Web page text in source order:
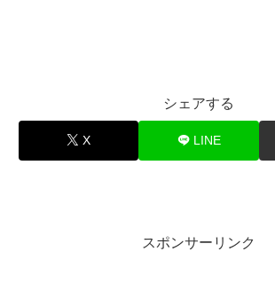
シェアする
X LINE
スポンサーリンク